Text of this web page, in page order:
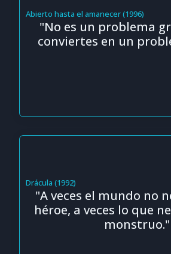
Abierto hasta el amanecer (1996)
"No es un problema
conviertes en un
Drácula (1992)
"A veces el mundo no
héroe, a veces lo que
monstruo."